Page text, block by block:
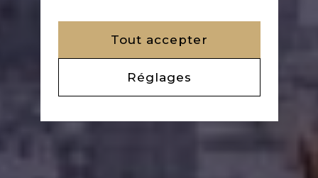
Tout accepter
Réglages